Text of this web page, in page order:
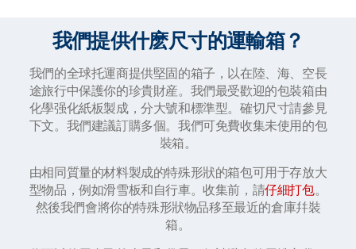
我們提供什麽尺寸的運輸箱？
我們的全球托運商提供堅固的箱子，以在陸、海、空長
途旅行中保護你的珍貴財産。我們最受歡迎的包裝箱由
化學强化紙板製成，分大號和標準型。確切尺寸請參見
下文。我們建議訂購多個。我們可免費收集未使用的包
裝箱。
由相同質量的材料製成的特殊形狀的箱包可用于存放大
型物品，例如滑雪板和自行車。收集前，請仔細打包。
然後我們會將你的特殊形狀物品移至最近的倉庫幷裝
箱。